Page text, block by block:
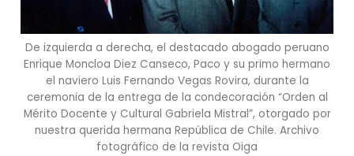
De izquierda a derecha, el destacado abogado peruano
Enrique Moncloa Diez Canseco, Paco y su primo hermano
el naviero Luis Fernando Vegas Rovira, durante la
ceremonia de la entrega de la condecoración “Orden al
Mérito Docente y Cultural Gabriela Mistral”, otorgado por
nuestra querida hermana República de Chile. Archivo
fotográfico de la revista Oiga